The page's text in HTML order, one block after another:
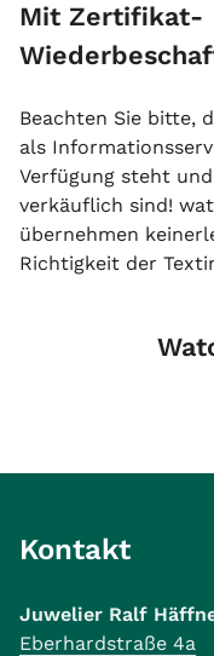
Mit Zertifikat-
Beachten Sie bitte,
als
Verfügung steht
verkäuflich sind!
übernehmen
Richtigkeit der
Kontakt
Juwelier Ralf
Eberhardstraße 4a